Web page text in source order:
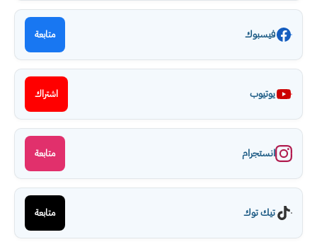
فيسبوك متابعة
يوتيوب اشتراك
انستجرام متابعة
تيك توك متابعة